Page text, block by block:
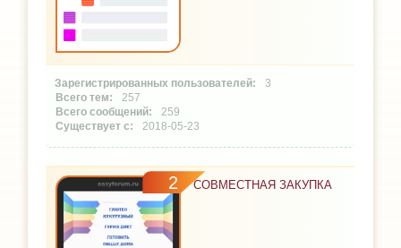
3
257
259
2018-05-23
2 СОВМЕСТНАЯ ЗАКУПКА